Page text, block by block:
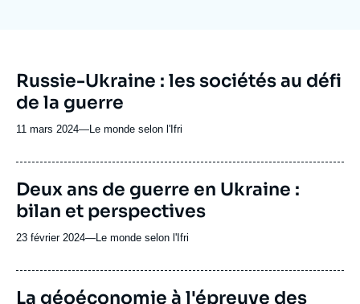
URL
de
Spotify
Russie-Ukraine : les sociétés au défi
de la guerre
11 mars 2024—Nom
journal,
ou
émission
Le monde selon l'Ifri
URL
de
Spotify
Deux ans de guerre en Ukraine :
bilan et perspectives
23 février 2024—Nom
journal,
Le monde selon l'Ifri
URL
La géoéconomie à l'épreuve des